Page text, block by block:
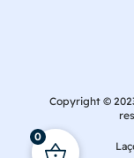
Copyright ©
0